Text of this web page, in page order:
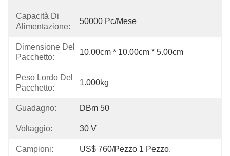
Capacità Di
Alimentazione:
50000 Pc/mese
Dimensione Del
Pacchetto:
10.00cm * 10.00cm * 5.00cm
Peso Lordo Del
Pacchetto:
1.000kg
Guadagno: DBm 50
Voltaggio: 30 V
Campioni: US$ 760/pezzo 1 Pezzo.